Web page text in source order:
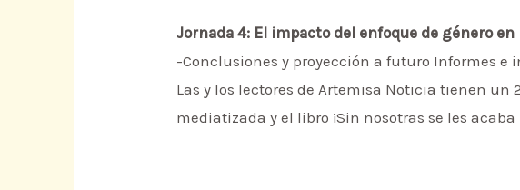
Jornada 4: El impacto del enfoque de género
-Conclusiones y proyección a futuro Informes e
Las y los lectores de Artemisa Noticia tienen un
mediatizada y el libro ¡Sin nosotras se les acaba